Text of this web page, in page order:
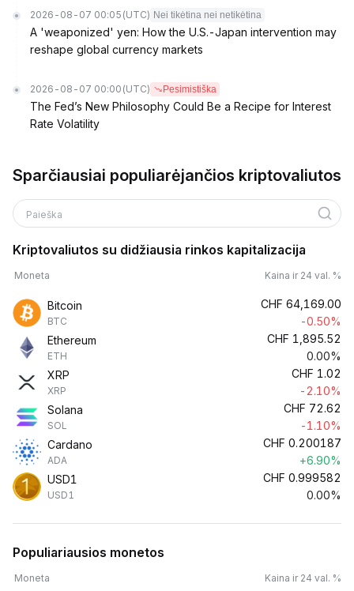
2026-08-07 00:05 (UTC) Nei tikėtina nei netikėtina
A 'weaponized' yen: How the U.S.-Japan intervention may
reshape global currency markets
2026-08-07 00:00 (UTC) Pesimistiška
The Fed’s New Philosophy Could Be a Recipe for Interest
Rate Volatility
Sparčiausiai populiarėjančios kriptovaliutos
Paieška
Kriptovaliutos su didžiausia rinkos kapitalizacija
Moneta Kaina ir 24 val. %
Bitcoin
BTC
CHF 64,169.00
-0.50%
Ethereum
ETH
CHF 1,895.52
0.00%
XRP
XRP
CHF 1.02
-2.10%
Solana
SOL
CHF 72.62
-1.10%
Cardano
ADA
CHF 0.200187
+6.90%
USD1
USD1
CHF 0.999582
0.00%
Populiariausios monetos
Moneta Kaina ir 24 val. %